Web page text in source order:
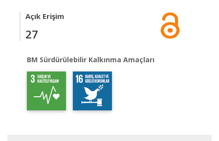
Açık Erişim
27
BM Sürdürülebilir Kalkınma Amaçları